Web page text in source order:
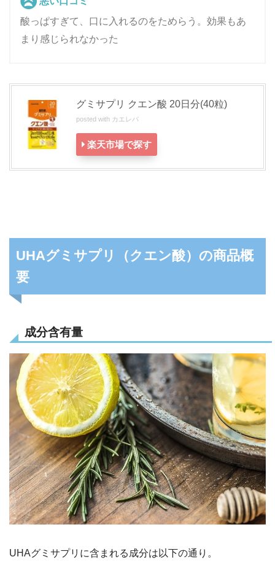
酸っぱすぎて、口に入れるのをためらう。効果もあ
まり感じられなかった
グミサプリ クエン酸 20日分(40粒)
posted with カエレバ
楽天市場で探す
UHAグミサプリ（クエン酸）の商品概
要
成分含有量
UHAグミサプリに含まれる成分は以下の通り。